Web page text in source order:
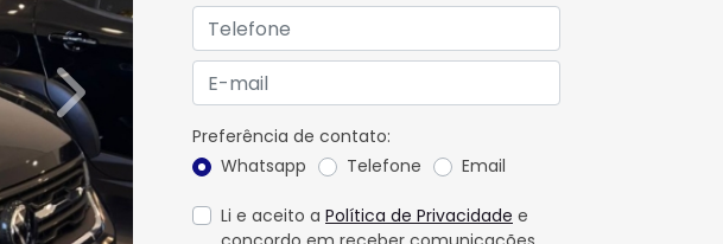
Preferência de contato:
Whatsapp
Telefone Email
Li e aceito a Política de Privacidade e
Next